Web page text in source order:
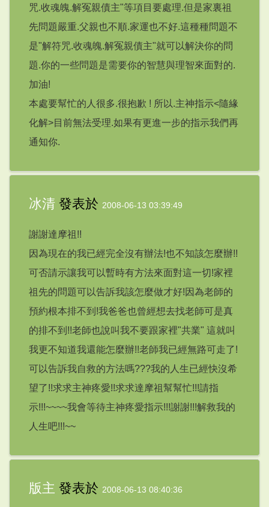
咒.收魂魄.解冤親債主"等項目要處理.但是家裏祖
先問題嚴重.父親也不順.家運也不好.這種種問題不
是"解符咒.收魂魄.解冤親債主"就可以解決你的問
題.你的一些問題是需要你的智慧與理智來面對的.
加油!
本處要幫忙的人很多.很抱歉 ! 所以.主神指示<隨緣
化解>目前無法受理.如果有更進一步的指示我們再
通知你.
冰清 發表於 2008-06-13 03:39:49
謝謝達摩祖!!
因為現在的我已經完全沒有辦法!也不知該怎麼辦!!
可否請示讓我可以暫時有方法來面對這一切!家裡
祖先的問題可以告訴我該怎麼做才好!因為老師的
預約根本排不到!我爸爸也曾經想去找老師可是真
的排不到!!老師也說叫我不要跟家裡"共業" 這就叫
我更不知道我還能怎麼辦!!老師我已經無路可走了!
可以告訴我自救的方法嗎???我的人生已經快沒希
望了!!求求主神疼愛!!求求達摩祖幫幫忙!!!請指
示!!!~~~~我會等待主神疼愛指示!!!謝謝!!!解救我的
人生吧!!!~~
版主 發表於 2008-06-13 08:40:36